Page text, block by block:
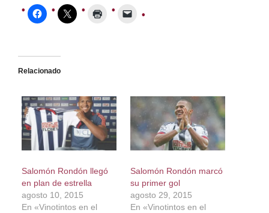
Relacionado
Salomón Rondón llegó
en plan de estrella
agosto 10, 2015
En «Vinotintos en el
Salomón Rondón marcó
su primer gol
agosto 29, 2015
En «Vinotintos en el